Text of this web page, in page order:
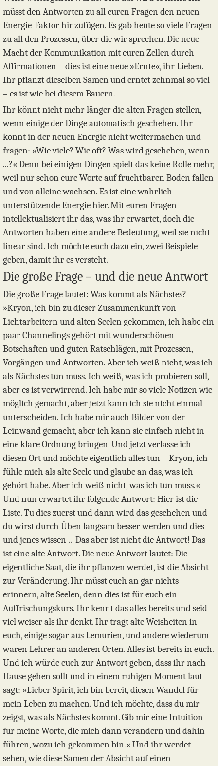
müsst den Antworten zu all euren Fragen den neuen
Energie-Faktor hinzufügen. Es gab heute so viele Fragen
zu all den Prozessen, über die wir sprechen. Die neue
Macht der Kommunikation mit euren Zellen durch
Affirmationen – dies ist eine neue »Ernte«, ihr Lieben.
Ihr pflanzt dieselben Samen und erntet zehnmal so viel
– es ist wie bei diesem Bauern.
Ihr könnt nicht mehr länger die alten Fragen stellen,
wenn einige der Dinge automatisch geschehen. Ihr
könnt in der neuen Energie nicht weitermachen und
fragen: »Wie viele? Wie oft? Was wird geschehen, wenn
...?« Denn bei einigen Dingen spielt das keine Rolle mehr,
weil nur schon eure Worte auf fruchtbaren Boden fallen
und von alleine wachsen. Es ist eine wahrlich
unterstützende Energie hier. Mit euren Fragen
intellektualisiert ihr das, was ihr erwartet, doch die
Antworten haben eine andere Bedeutung, weil sie nicht
linear sind. Ich möchte euch dazu ein, zwei Beispiele
geben, damit ihr es versteht.
Die große Frage – und die neue Antwort
Die große Frage lautet: Was kommt als Nächstes?
»Kryon, ich bin zu dieser Zusammenkunft von
Lichtarbeitern und alten Seelen gekommen, ich habe ein
paar Channelings gehört mit wunderschönen
Botschaften und guten Ratschlägen, mit Prozessen,
Vorgängen und Antworten. Aber ich weiß nicht, was ich
als Nächstes tun muss. Ich weiß, was ich probieren soll,
aber es ist verwirrend. Ich habe mir so viele Notizen wie
möglich gemacht, aber jetzt kann ich sie nicht einmal
unterscheiden. Ich habe mir auch Bilder von der
Leinwand gemacht, aber ich kann sie einfach nicht in
eine klare Ordnung bringen. Und jetzt verlasse ich
diesen Ort und möchte eigentlich alles tun – Kryon, ich
fühle mich als alte Seele und glaube an das, was ich
gehört habe. Aber ich weiß nicht, was ich tun muss.«
Und nun erwartet ihr folgende Antwort: Hier ist die
Liste. Tu dies zuerst und dann wird das geschehen und
du wirst durch Üben langsam besser werden und dies
und jenes wissen ... Das aber ist nicht die Antwort! Das
ist eine alte Antwort. Die neue Antwort lautet: Die
eigentliche Saat, die ihr pflanzen werdet, ist die Absicht
zur Veränderung. Ihr müsst euch an gar nichts
erinnern, alte Seelen, denn dies ist für euch ein
Auffrischungskurs. Ihr kennt das alles bereits und seid
viel weiser als ihr denkt. Ihr tragt alte Weisheiten in
euch, einige sogar aus Lemurien, und andere wiederum
waren Lehrer an anderen Orten. Alles ist bereits in euch.
Und ich würde euch zur Antwort geben, dass ihr nach
Hause gehen sollt und in einem ruhigen Moment laut
sagt: »Lieber Spirit, ich bin bereit, diesen Wandel für
mein Leben zu machen. Und ich möchte, dass du mir
zeigst, was als Nächstes kommt. Gib mir eine Intuition
für meine Worte, die mich dann verändern und dahin
führen, wozu ich gekommen bin.« Und ihr werdet
sehen, wie diese Samen der Absicht auf einen